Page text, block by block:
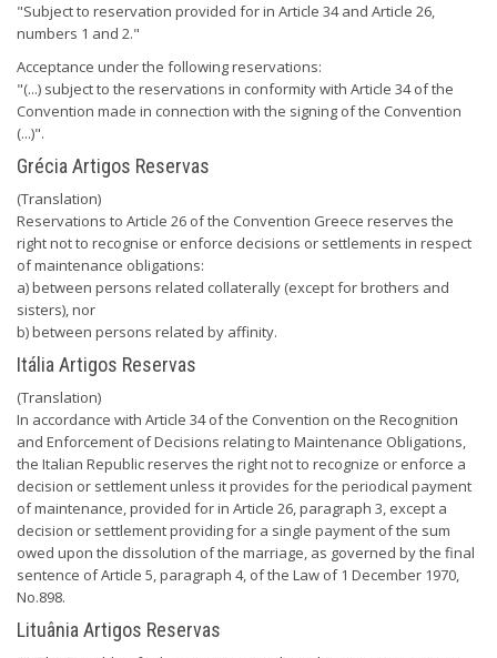
"Subject to reservation provided for in Article 34 and Article 26,
numbers 1 and 2."
Acceptance under the following reservations:
"(...) subject to the reservations in conformity with Article 34 of the
Convention made in connection with the signing of the Convention
(...)".
Grécia Artigos Reservas
(Translation)
Reservations to Article 26 of the Convention Greece reserves the
right not to recognise or enforce decisions or settlements in respect
of maintenance obligations:
a) between persons related collaterally (except for brothers and
sisters), nor
b) between persons related by affinity.
Itália Artigos Reservas
(Translation)
In accordance with Article 34 of the Convention on the Recognition
and Enforcement of Decisions relating to Maintenance Obligations,
the Italian Republic reserves the right not to recognize or enforce a
decision or settlement unless it provides for the periodical payment
of maintenance, provided for in Article 26, paragraph 3, except a
decision or settlement providing for a single payment of the sum
owed upon the dissolution of the marriage, as governed by the final
sentence of Article 5, paragraph 4, of the Law of 1 December 1970,
No.898.
Lituânia Artigos Reservas